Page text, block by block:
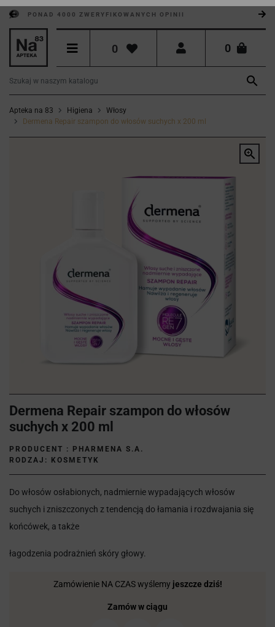
PONAD 4000 ZWERYFIKOWANYCH OPINII
0 0

Apteka na 83 Higiena
Włosy
Dermena Repair szampon do włosów suchych x 200 ml

Dermena Repair szampon do włosów
suchych x 200 ml
PRODUCENT :
PHARMENA S.A.
RODZAJ: KOSMETYK
Do włosów osłabionych, nadmiernie wypadających włosów
suchych i zniszczonych z tendencją do łamania i rozdwajania się
końcówek, a także
łagodzenia podrażnień skóry głowy.
Zamówienie NA CZAS wyślemy jeszcze dziś!
Zamów w ciągu